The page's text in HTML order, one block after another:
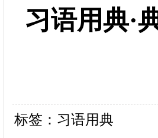
习语用典·
标签：习语用典